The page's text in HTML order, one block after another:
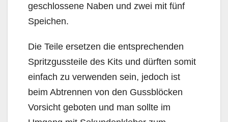
geschlossene Naben und zwei mit fünf
Speichen.
Die Teile ersetzen die entsprechenden
Spritzgussteile des Kits und dürften somit
einfach zu verwenden sein, jedoch ist
beim Abtrennen von den Gussblöcken
Vorsicht geboten und man sollte im